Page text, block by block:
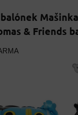
& Friends